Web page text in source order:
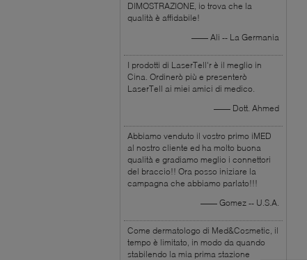
DIMOSTRAZIONE, io trova che la
qualità è affidabile!
—— Ali -- La Germania
I prodotti di LaserTell'r è il meglio in
Cina. Ordinerò più e presenterò
LaserTell ai miei amici di medico.
—— Dott. Ahmed
Abbiamo venduto il vostro primo iMED
al nostro cliente ed ha molto buona
qualità e gradiamo meglio i connettori
del braccio!! Ora posso iniziare la
campagna che abbiamo parlato!!!
—— Gomez -- U.S.A.
Come dermatologo di Med&Cosmetic, il
tempo è limitato, in modo da quando
stabilendo la mia prima stazione